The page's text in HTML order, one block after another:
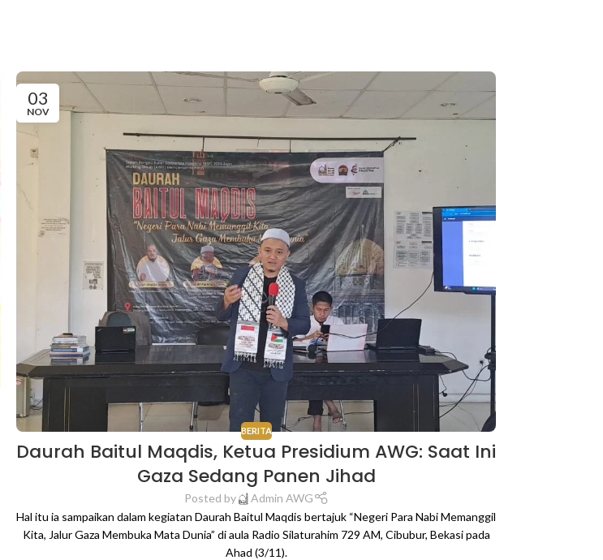
03
NOV
BERITA
Daurah Baitul Maqdis, Ketua Presidium AWG: Saat Ini
Gaza Sedang Panen Jihad
Posted by
Admin AWG
Hal itu ia sampaikan dalam kegiatan Daurah Baitul Maqdis bertajuk “Negeri Para Nabi Memanggil
Kita, Jalur Gaza Membuka Mata Dunia” di aula Radio Silaturahim 729 AM, Cibubur, Bekasi pada
Ahad (3/11).